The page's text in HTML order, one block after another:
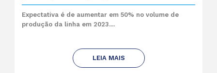
Expectativa é de aumentar em 50% no volume de
produção da linha em 2023....
LEIA MAIS